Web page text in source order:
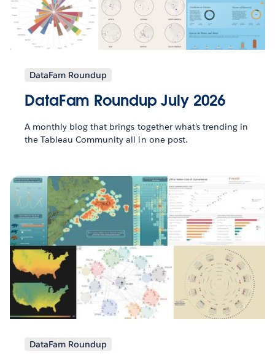
DataFam Roundup
DataFam Roundup July 2026
A monthly blog that brings together what’s trending in
the Tableau Community all in one post.
DataFam Roundup